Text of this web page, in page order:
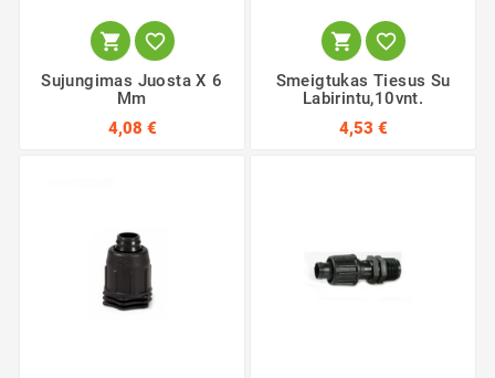
 
Sujungimas Juosta X 6
Mm
4,08 €
 
Smeigtukas Tiesus Su
Labirintu,10vnt.
4,53 €